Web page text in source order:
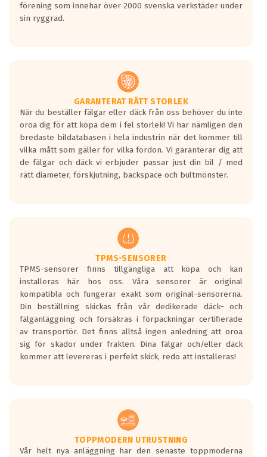
förening som innehar över 2000 svenska verkstäder under
sin ryggrad.
GARANTERAT RÄTT STORLEK
När du beställer fälgar eller däck från oss behöver du inte
oroa dig för att köpa dem i fel storlek! Vi har nämligen den
bredaste bildatabasen i hela industrin när det kommer till
vilka mått som gäller för vilka fordon. Vi garanterar dig att
de fälgar och däck vi erbjuder passar just din bil / med
rätt diameter, förskjutning, backspace och bultmönster.
TPMS-SENSORER
TPMS-sensorer finns tillgängliga att köpa och kan
installeras här hos oss. Våra sensorer är original
kompatibla och fungerar exakt som original-sensorerna.
Din beställning skickas från vår dedikerade däck- och
fälganläggning och försäkras i förpackningar certifierade
av transportör. Det finns alltså ingen anledning att oroa
sig för skador under frakten. Dina fälgar och/eller däck
kommer att levereras i perfekt skick, redo att installeras!
TOPPMODERN UTRUSTNING
Vår helt nya anläggning har den senaste toppmoderna